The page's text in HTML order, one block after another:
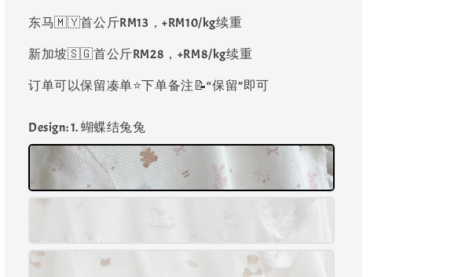
东马🇲🇾首公斤RM13，+RM10/kg续重
新加坡🇸🇬首公斤RM28，+RM8/kg续重
订单可以保留凑单⭐️下单备注📝“保留”即可
Design: 1. 蝴蝶结兔兔